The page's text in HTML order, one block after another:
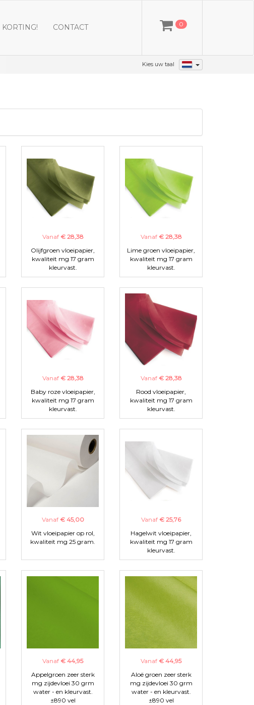
KORTING! CONTACT 0
Kies uw taal
Vanaf € 28,38
Olijfgroen vloeipapier,
kwaliteit mg 17 gram
kleurvast.
Vanaf € 28,38
Lime groen vloeipapier,
kwaliteit mg 17 gram
kleurvast.
Vanaf € 28,38
Baby roze vloeipapier,
kwaliteit mg 17 gram
kleurvast.
Vanaf € 28,38
Rood vloeipapier,
kwaliteit mg 17 gram
kleurvast.
Vanaf € 45,00
Wit vloeipapier op rol,
kwaliteit mg 25 gram.
Vanaf € 25,76
Hagelwit vloeipapier,
kwaliteit mg 17 gram
kleurvast.
Vanaf € 44,95
Appelgroen zeer sterk
mg zijdevloei 30 grm
water - en kleurvast.
±890 vel
Vanaf € 44,95
Aloë groen zeer sterk
mg zijdevloei 30 grm
water - en kleurvast.
±890 vel